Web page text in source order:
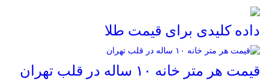
داده کلیدی برای قیمت طلا
قیمت هر متر خانه ۱۰ ساله در قلب تهران